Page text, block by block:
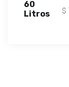
60
Litros
$